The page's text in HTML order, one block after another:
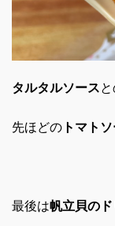
タルタルソース
先ほどの トマト
最後は帆立貝の